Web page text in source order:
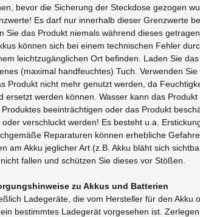
bevor die Sicherung der Steckdose gezogen
Es darf nur innerhalb dieser Grenzwerte
Sie das Produkt niemals während dieses
können sich bei einem technischen Fehler
leichtzugänglichen Ort befinden. Laden Sie
(maximal handfeuchtes) Tuch. Verwenden
Produkt nicht mehr genutzt werden, da
ersetzt werden können. Wasser kann das
beeinträchtigen oder das Produkt
verschluckt werden! Es besteht u.a.
Reparaturen können erhebliche
am Akku jeglicher Art (z.B. Akku bläht sich
fallen und schützen Sie dieses vor Stößen.
zu Akkus und Batterien
Ladegeräte, die vom Hersteller für den
bestimmtes Ladegerät vorgesehen ist.